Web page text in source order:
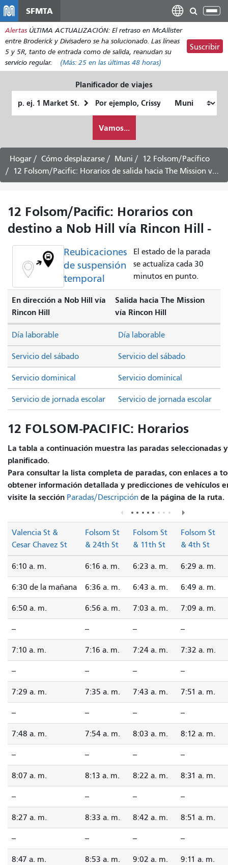
contenido
principal
SFMTA
Alertas ÚLTIMA ACTUALIZACIÓN: El retraso en McAllister
entre Broderick y Divisadero se ha solucionado. Las líneas
5 y 5R, tanto de entrada como de salida, reanudan su
servicio regular.
(Más: 25 en las últimas 48 horas)
Suscribir
Planificador de viajes
de
quiero
viajar
Vamos...
Hogar Cómo desplazarse Muni
12 Folsom/Pacífico
12 Folsom/Pacific: Horarios de salida hacia The Mission vía Rincon Hill - 17 de agosto de 2026
12 Folsom/Pacific: Horarios con
destino a Nob Hill vía Rincon Hill -
Reubicaciones
de suspensión
temporal
El estado de la parada
se actualiza cada 30
minutos en punto.
En dirección a Nob Hill vía
Rincon Hill
Salida hacia The Mission
vía Rincon Hill
Servicio del sábado Servicio del sábado
Servicio dominical Servicio dominical
Día laborable Día laborable
Servicio de jornada escolar Servicio de jornada escolar
12 FOLSOM-PACIFIC: Horarios
La tabla a continuación muestra las paradas seleccionadas
planificado.
Para consultar la lista completa de paradas, con enlaces a
obtener información detallada y predicciones de vehículos
visite la sección Paradas/Descripción de la página de la ruta.
Valencia St &
Cesar Chavez St
Folsom St
& 24th St
Folsom St
& 11th St
Folsom St
& 4th St
6:10 a. m. 6:16 a. m. 6:23 a. m. 6:29 a. m.
6:30 de la mañana 6:36 a. m. 6:43 a. m. 6:49 a. m.
6:50 a. m. 6:56 a. m. 7:03 a. m. 7:09 a. m.
-- -- -- --
7:10 a. m. 7:16 a. m. 7:24 a. m. 7:32 a. m.
-- -- -- --
7:29 a. m. 7:35 a. m. 7:43 a. m. 7:51 a. m.
-- -- -- --
7:48 a. m. 7:54 a. m. 8:03 a. m. 8:12 a. m.
-- -- -- --
8:07 a. m. 8:13 a. m. 8:22 a. m. 8:31 a. m.
-- -- -- --
8:27 a. m. 8:33 a. m. 8:42 a. m. 8:51 a. m.
-- -- -- --
8:47 a. m. 8:53 a. m. 9:02 a. m. 9:11 a. m.